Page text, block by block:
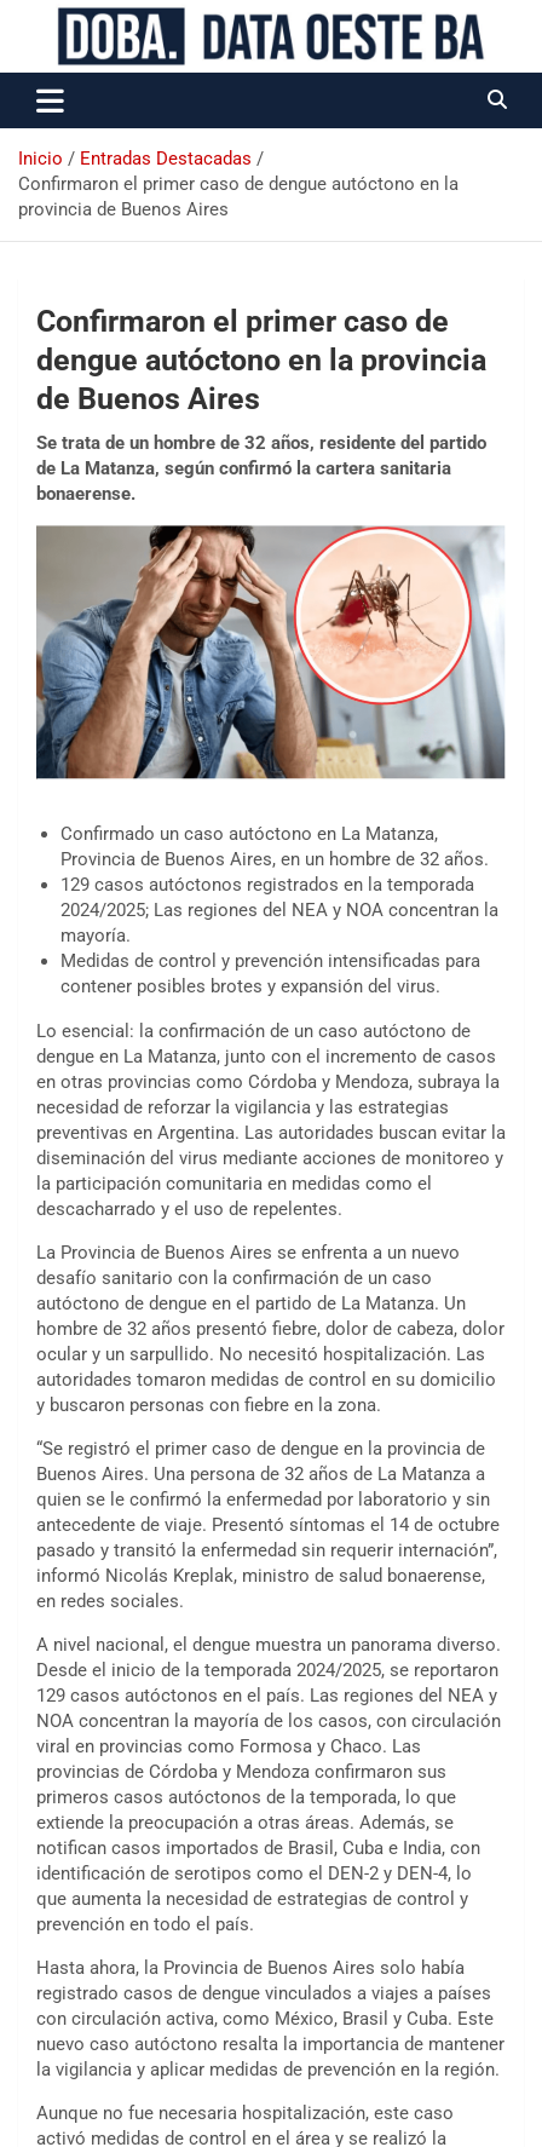
Data Oeste BA
Inicio
Entradas Destacadas
Confirmaron el primer caso de dengue autóctono en la
provincia de Buenos Aires
Confirmaron el primer caso de
dengue autóctono en la provincia
de Buenos Aires
Se trata de un hombre de 32 años, residente del partido
de La Matanza, según confirmó la cartera sanitaria
bonaerense.
Confirmado un caso autóctono en La Matanza,
Provincia de Buenos Aires, en un hombre de 32 años.
129 casos autóctonos registrados en la temporada
2024/2025; Las regiones del NEA y NOA concentran la
mayoría.
Medidas de control y prevención intensificadas para
contener posibles brotes y expansión del virus.
Lo esencial: la confirmación de un caso autóctono de
dengue en La Matanza, junto con el incremento de casos
en otras provincias como Córdoba y Mendoza, subraya la
necesidad de reforzar la vigilancia y las estrategias
preventivas en Argentina. Las autoridades buscan evitar la
diseminación del virus mediante acciones de monitoreo y
la participación comunitaria en medidas como el
descacharrado y el uso de repelentes.
La Provincia de Buenos Aires se enfrenta a un nuevo
desafío sanitario con la confirmación de un caso
autóctono de dengue en el partido de La Matanza. Un
hombre de 32 años presentó fiebre, dolor de cabeza, dolor
ocular y un sarpullido. No necesitó hospitalización. Las
autoridades tomaron medidas de control en su domicilio
y buscaron personas con fiebre en la zona.
“Se registró el primer caso de dengue en la provincia de
Buenos Aires. Una persona de 32 años de La Matanza a
quien se le confirmó la enfermedad por laboratorio y sin
antecedente de viaje. Presentó síntomas el 14 de octubre
pasado y transitó la enfermedad sin requerir internación”,
informó Nicolás Kreplak, ministro de salud bonaerense,
en redes sociales.
A nivel nacional, el dengue muestra un panorama diverso.
Desde el inicio de la temporada 2024/2025, se reportaron
129 casos autóctonos en el país. Las regiones del NEA y
NOA concentran la mayoría de los casos, con circulación
viral en provincias como Formosa y Chaco. Las
provincias de Córdoba y Mendoza confirmaron sus
primeros casos autóctonos de la temporada, lo que
extiende la preocupación a otras áreas. Además, se
notifican casos importados de Brasil, Cuba e India, con
identificación de serotipos como el DEN-2 y DEN-4, lo
que aumenta la necesidad de estrategias de control y
prevención en todo el país.
Hasta ahora, la Provincia de Buenos Aires solo había
registrado casos de dengue vinculados a viajes a países
con circulación activa, como México, Brasil y Cuba. Este
nuevo caso autóctono resalta la importancia de mantener
la vigilancia y aplicar medidas de prevención en la región.
Aunque no fue necesaria hospitalización, este caso
activó medidas de control en el área y se realizó la